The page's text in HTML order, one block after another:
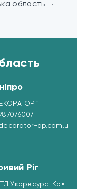
область
dp.com.u
Ріг
Укрресурc-Кр»